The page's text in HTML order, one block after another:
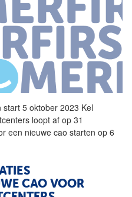
start 5 oktober 2023 Kel
loopt af op 31
een nieuwe cao starten op 6
CAO VOOR